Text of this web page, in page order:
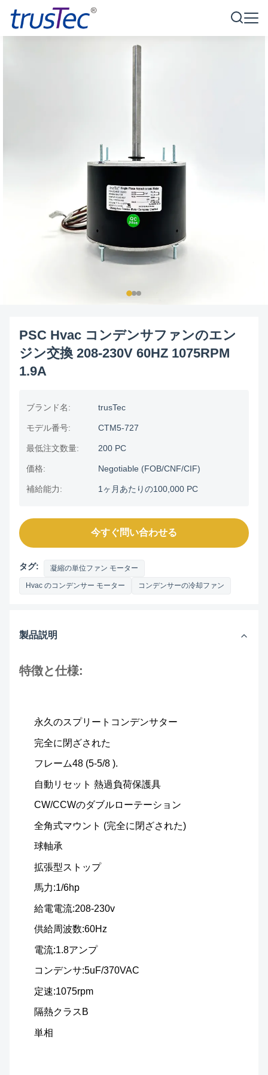
PSC Hvac コンデンサファンのエン
ジン交換 208-230V 60HZ 1075RPM
1.9A
ブランド名: trusTec
モデル番号: CTM5-727
最低注文数量: 200 PC
価格: Negotiable (FOB/CNF/CIF)
補給能力: 1ヶ月あたりの100,000 PC
今すぐ問い合わせる
タグ: 凝縮の単位ファン モーター
Hvac のコンデンサー モーター コンデンサーの冷却ファン
製品説明
特徴と仕様:
永久のスプリートコンデンサター
完全に閉ざされた
フレーム48 (5-5/8 ).
自動リセット 熱過負荷保護具
CW/CCWのダブルローテーション
全角式マウント (完全に閉ざされた)
球軸承
拡張型ストップ
馬力:1/6hp
給電電流:208-230v
供給周波数:60Hz
電流:1.8アンプ
コンデンサ:5uF/370VAC
定速:1075rpm
隔熱クラスB
単相